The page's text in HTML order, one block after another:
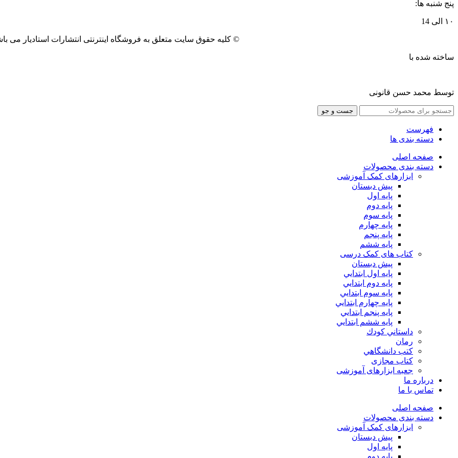
پنج شنبه ها:
۱۰ الی 14
© کلیه حقوق سایت متعلق به فروشگاه اینترنتی انتشارات استادیار می
ساخته شده با
توسط محمد حسن قانونی
جست و جو
فهرست
دسته بندی ها
صفحه اصلی
دسته بندی محصولات
ابزارهای کمک آموزشی
پیش دبستان
پایه اول
پایه دوم
پایه سوم
پایه چهارم
پايه پنجم
پایه ششم
کتاب های کمک درسی
پیش دبستان
پايه اول ابتدايي
پايه دوم ابتدايي
پايه سوم ابتدايي
پايه چهارم ابتدايي
پايه پنجم ابتدايي
پايه ششم ابتدايي
داستاني كودك
رمان
كتب دانشگاهي
کتاب مجازی
جعبه ابزارهای آموزشی
درباره ما
تماس با ما
صفحه اصلی
دسته بندی محصولات
ابزارهای کمک آموزشی
پیش دبستان
پایه اول
پایه دوم